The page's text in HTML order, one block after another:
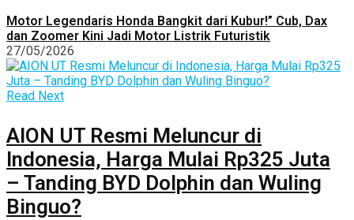
Motor Legendaris Honda Bangkit dari Kubur!” Cub, Dax
dan Zoomer Kini Jadi Motor Listrik Futuristik
27/05/2026
Read Next
AION UT Resmi Meluncur di
Indonesia, Harga Mulai Rp325 Juta
– Tanding BYD Dolphin dan Wuling
Binguo?